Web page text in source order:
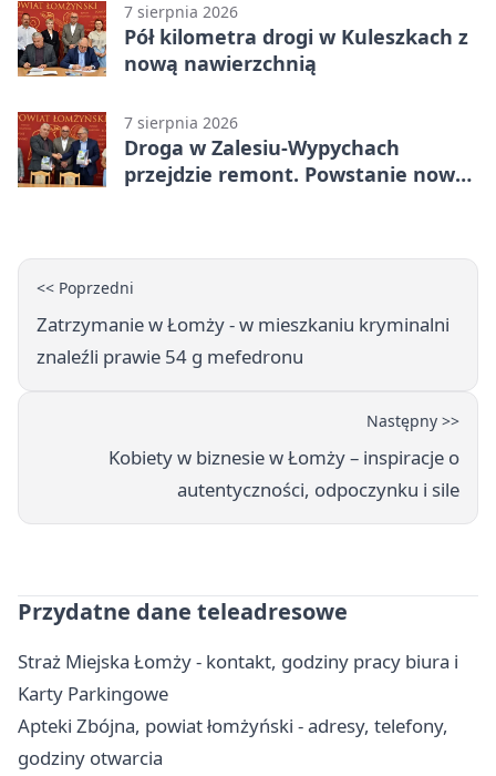
7 sierpnia 2026
Pół kilometra drogi w Kuleszkach z
nową nawierzchnią
7 sierpnia 2026
Droga w Zalesiu-Wypychach
przejdzie remont. Powstanie nowa
<< Poprzedni
Zatrzymanie w Łomży - w mieszkaniu kryminalni
znaleźli prawie 54 g mefedronu
Następny >>
Kobiety w biznesie w Łomży – inspiracje o
autentyczności, odpoczynku i sile
Przydatne dane teleadresowe
Straż Miejska Łomży - kontakt, godziny pracy biura i
Karty Parkingowe
Apteki Zbójna, powiat łomżyński - adresy, telefony,
godziny otwarcia